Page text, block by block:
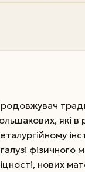
які в
фізичного
нових